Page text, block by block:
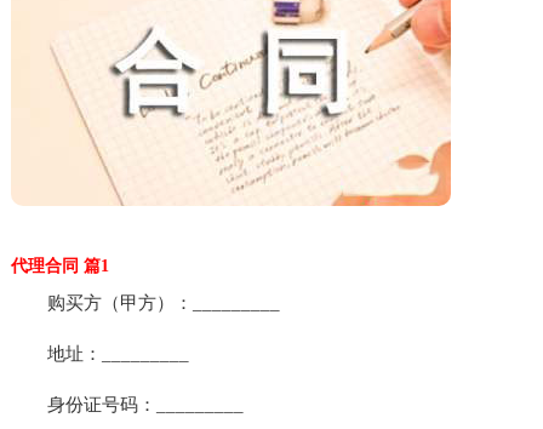
代理合同 篇1
购买方（甲方）：_________
地址：_________
身份证号码：_________